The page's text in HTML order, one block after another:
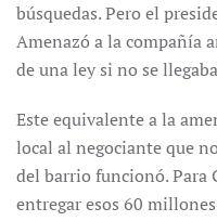
búsquedas. Pero el
Amenazó a la compañía
de una ley si no se
Este equivalente a la
local al negociante que
del barrio funcionó. Para
entregar esos 60